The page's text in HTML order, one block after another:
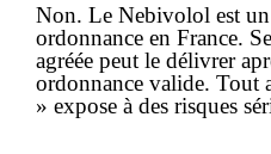
Non. Le Nebivolol est
ordonnance en France.
agréée peut le délivrer
ordonnance valide. Tout
» expose à des risques